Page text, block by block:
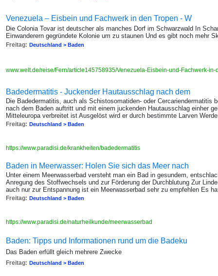
Venezuela – Eisbein und Fachwerk in den Tropen - W
Die Colonia Tovar ist deutscher als manches Dorf im Schwarzwald In
Einwanderern gegründete Kolonie um zu staunen Und es gibt noch mehr
Freitag: Deutschland > Baden
www.welt.de/reise/Fern/article145758935/Venezuela-Eisbein-und-Fachwerk-
Badedermatitis - Juckender Hautausschlag nach dem
Die Badedermatitis, auch als Schistosomatiden- oder Cercariendermatitis
nach dem Baden auftritt und mit einem juckenden Hautausschlag einher
Mitteleuropa verbreitet ist Ausgelöst wird er durch bestimmte Larven
Freitag: Deutschland > Baden
https://www.paradisi.de/krankheiten/badedermatitis
Baden in Meerwasser: Holen Sie sich das Meer nach
Unter einem Meerwasserbad versteht man ein Bad in gesundem,
Anregung des Stoffwechsels und zur Förderung der Durchblutung Zur
auch nur zur Entspannung ist ein Meerwasserbad sehr zu empfehlen Es
Freitag: Deutschland > Baden
https://www.paradisi.de/naturheilkunde/meerwasserbad
Baden: Tipps und Informationen rund um die Badeku
Das Baden erfüllt gleich mehrere Zwecke
Freitag: Deutschland > Baden